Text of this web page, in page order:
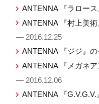
ANTENNA 『ラロー
ANTENNA 『村上美
— 2016.12.25
ANTENNA 『ジジ』
ANTENNA 『メガネ
— 2016.12.06
ANTENNA 『G.V.G.V.